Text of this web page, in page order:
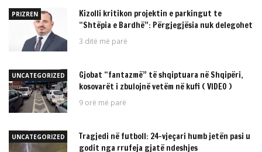
PRIZREN
Kizolli kritikon projektin e parkingut te
“Shtëpia e Bardhë”: Përgjegjësia nuk delegohet
3 ditë më parë
UNCATEGORIZED
Gjobat “fantazmë” të shqiptuara në Shqipëri,
kosovarët i zbulojnë vetëm në kufi ( VIDEO )
9 orë më parë
UNCATEGORIZED
Tragjedi në futboll: 24-vjeçari humb jetën pasi u
godit nga rrufeja gjatë ndeshjes